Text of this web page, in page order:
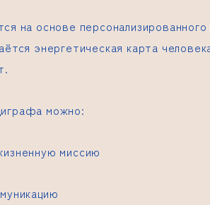
на основе
энергетическая карта
можно:
миссию